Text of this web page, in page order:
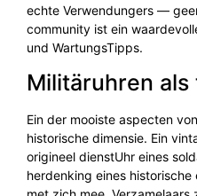
echte Verwendungers —
community ist ein
und WartungsTipps.
Militäruhren
Ein der mooiste aspecten
historische dimensie. Ein
origineel dienstUhr eines
herdenking eines